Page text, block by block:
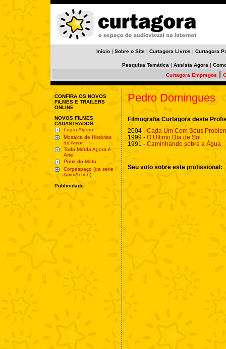
Início | Sobre o Site | Curtagora Livros | Curtagora
Pesquisa Temática | Assista Agora |
Curtagora Empregos
CONFIRA OS NOVOS
FILMES E TRAILERS
ONLINE
NOVOS FILMES
CADASTRADOS
Lugar Algum
Mosaica de Histórias
de Amor
Toda Merda Agora é
Arte
Punk do Mato
Corpespaço (da série
AnimAction)
Publicidade
Pedro Domingues
Filmografia Curtagora deste
2004 - Cada Um Com Seus
1999 - O Último Dia de Sol
1991 - Caminhando sobre a Água
Seu voto sobre este profissional: